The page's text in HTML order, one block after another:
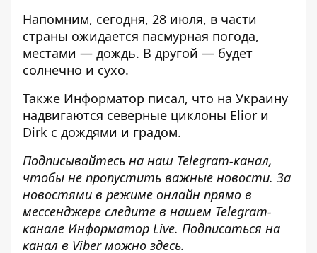
Напомним, сегодня, 28 июля, в части
страны ожидается пасмурная погода,
местами — дождь. В другой — будет
солнечно и сухо.
Также Информатор писал, что на Украину
надвигаются северные циклоны Elior и
Dirk с дождями и градом.
Подписывайтесь на наш Telegram-канал,
чтобы не пропустить важные новости. За
новостями в режиме онлайн прямо в
мессенджере следите в нашем Telegram-
канале Информатор Live. Подписаться на
канал в Viber можно здесь.